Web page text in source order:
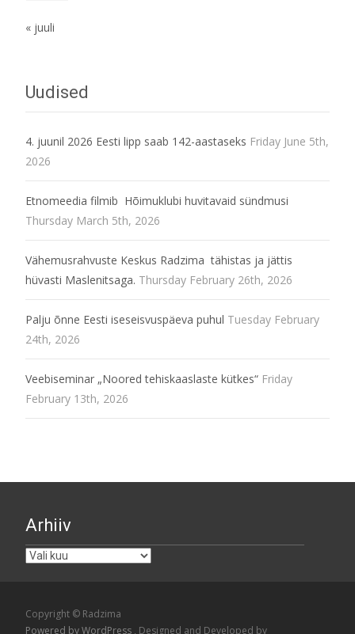
« juuli
Uudised
4. juunil 2026 Eesti lipp saab 142-aastaseks Friday June 5th,
2026
Etnomeedia filmib Hõimuklubi huvitavaid sündmusi
Thursday March 5th, 2026
Vähemusrahvuste Keskus Radzima tähistas ja jättis
hüvasti Maslenitsaga. Thursday February 26th, 2026
Palju õnne Eesti iseseisvuspäeva puhul Tuesday February
24th, 2026
Veebiseminar „Noored tehiskaaslaste kütkes“ Friday
February 13th, 2026
Arhiiv
Arhiiv
Copyright © Radzima
Powered by WordPress , Designed and Developed by